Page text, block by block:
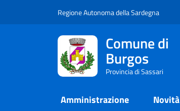
Regione Autonoma della Sardegna
Comune di
Burgos
Provincia di Sassari
Amministrazione Novità